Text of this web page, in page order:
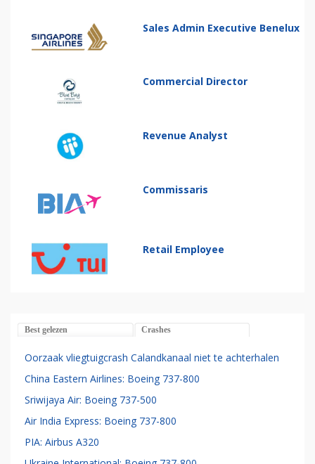
Sales Admin Executive Benelux
Commercial Director
Revenue Analyst
Commissaris
Retail Employee
Best gelezen Crashes
Oorzaak vliegtuigcrash Calandkanaal niet te achterhalen
China Eastern Airlines: Boeing 737-800
Sriwijaya Air: Boeing 737-500
Air India Express: Boeing 737-800
PIA: Airbus A320